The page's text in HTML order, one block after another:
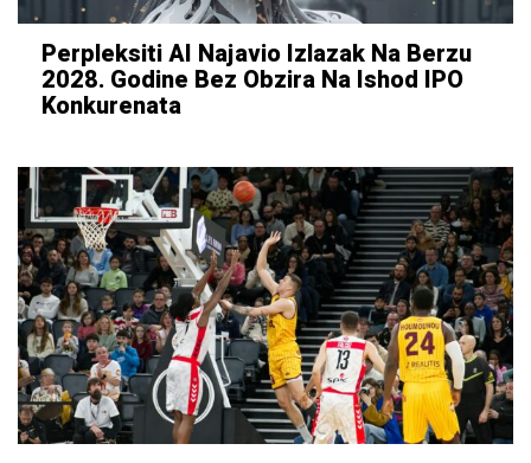
Perpleksiti AI Najavio Izlazak Na Berzu
2028. Godine Bez Obzira Na Ishod IPO
Konkurenata